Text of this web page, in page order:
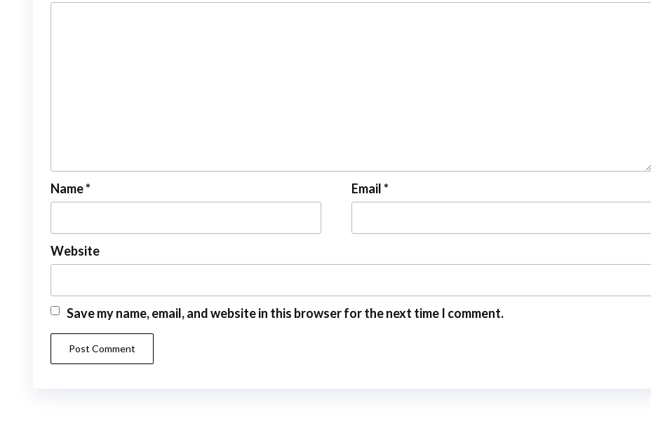
Name* Email*
Website
Save my name, email, and website in this browser for the next time I comment.